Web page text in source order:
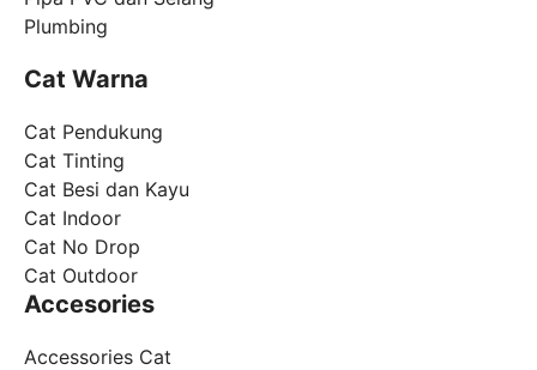
Plumbing
Cat Warna
Cat Pendukung
Cat Tinting
Cat Besi dan Kayu
Cat Indoor
Cat No Drop
Cat Outdoor
Accesories
Accessories Cat